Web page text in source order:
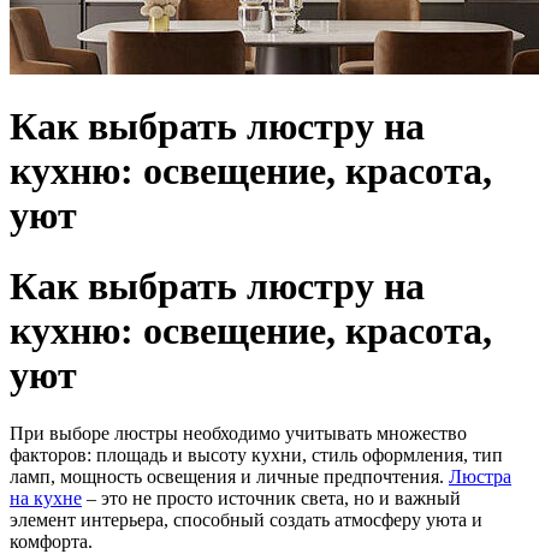
Как выбрать люстру на
кухню: освещение, красота,
уют
Как выбрать люстру на
кухню: освещение, красота,
уют
При выборе люстры необходимо учитывать множество
факторов: площадь и высоту кухни, стиль оформления, тип
ламп, мощность освещения и личные предпочтения. Люстра
на кухне – это не просто источник света, но и важный
элемент интерьера, способный создать атмосферу уюта и
комфорта.